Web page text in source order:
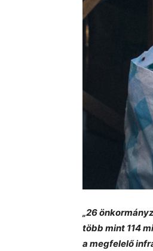
„26
több mint 114
a megfelelő